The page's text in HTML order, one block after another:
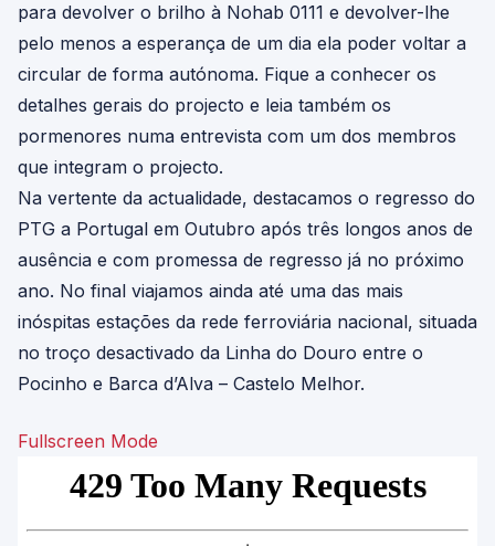
para devolver o brilho à Nohab 0111 e devolver-lhe
pelo menos a esperança de um dia ela poder voltar a
circular de forma autónoma. Fique a conhecer os
detalhes gerais do projecto e leia também os
pormenores numa entrevista com um dos membros
que integram o projecto.
Na vertente da actualidade, destacamos o regresso do
PTG a Portugal em Outubro após três longos anos de
ausência e com promessa de regresso já no próximo
ano. No final viajamos ainda até uma das mais
inóspitas estações da rede ferroviária nacional, situada
no troço desactivado da Linha do Douro entre o
Pocinho e Barca d’Alva – Castelo Melhor.
Fullscreen Mode